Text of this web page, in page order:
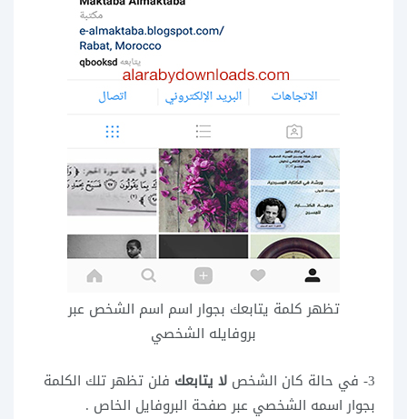
تظهر كلمة يتابعك بجوار اسم اسم الشخص عبر
بروفايله الشخصي
3- في حالة كان الشخص
لا يتابعك فلن تظهر تلك الكلمة
بجوار اسمه الشخصي عبر صفحة البروفايل الخاص .